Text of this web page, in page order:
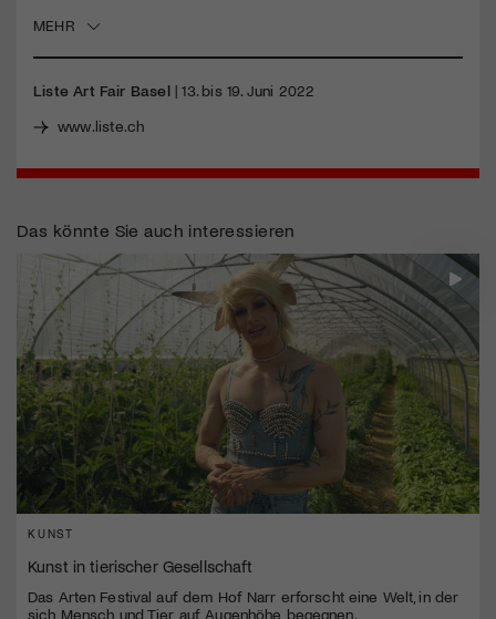
MEHR
Liste Art Fair Basel| 13. bis 19. Juni 2022
www.liste.ch
Das könnte Sie auch interessieren
KUNST
Kunst in tierischer Gesellschaft
Das Arten Festival auf dem Hof Narr erforscht eine Welt, in der
sich Mensch und Tier auf Augenhöhe begegnen.